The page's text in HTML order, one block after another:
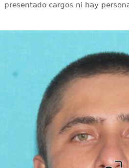
presentado cargos ni hay